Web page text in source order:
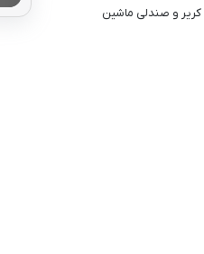
کریر و صندلی ماشین